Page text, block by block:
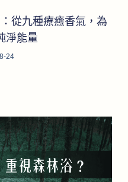
從九種療癒香氣，為
淨能量
24